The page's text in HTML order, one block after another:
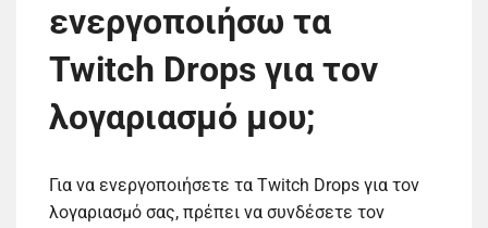
ενεργοποιήσω τα
Twitch Drops για τον
λογαριασμό μου;
Για να ενεργοποιήσετε τα Twitch Drops για τον
λογαριασμό σας, πρέπει να συνδέσετε τον